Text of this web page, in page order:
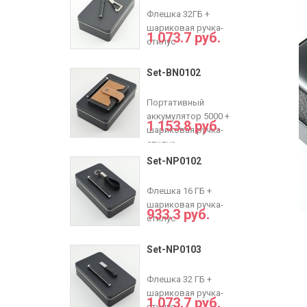
Флешка 32ГБ +
шариковая ручка-
стилус
1 073.7 руб.
Set-BN0102
Портативный
аккумулятор 5000 +
шариковая ручка-
стилус
1 153.8 руб.
Set-NP0102
Флешка 16 ГБ +
шариковая ручка-
стилус
933.3 руб.
Set-NP0103
Флешка 32 ГБ +
шариковая ручка-
1 073.7 руб.